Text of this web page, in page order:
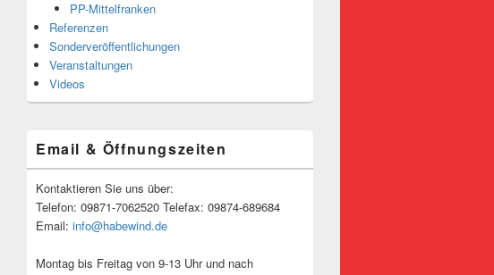
PP-Mittelfranken
Referenzen
Sonderveröffentlichungen
Veranstaltungen
Videos
Email & Öffnungszeiten
Kontaktieren Sie uns über:
Telefon: 09871-7062520 Telefax: 09874-689684
Email: info@habewind.de
Montag bis Freitag von 9-13 Uhr und nach